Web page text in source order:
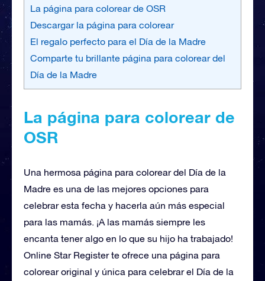
La página para colorear de OSR
Descargar la página para colorear
El regalo perfecto para el Día de la Madre
Comparte tu brillante página para colorear del
Día de la Madre
La página para colorear de
OSR
Una hermosa página para colorear del Día de la
Madre es una de las mejores opciones para
celebrar esta fecha y hacerla aún más especial
para las mamás. ¡A las mamás siempre les
encanta tener algo en lo que su hijo ha trabajado!
Online Star Register te ofrece una página para
colorear original y única para celebrar el Día de la